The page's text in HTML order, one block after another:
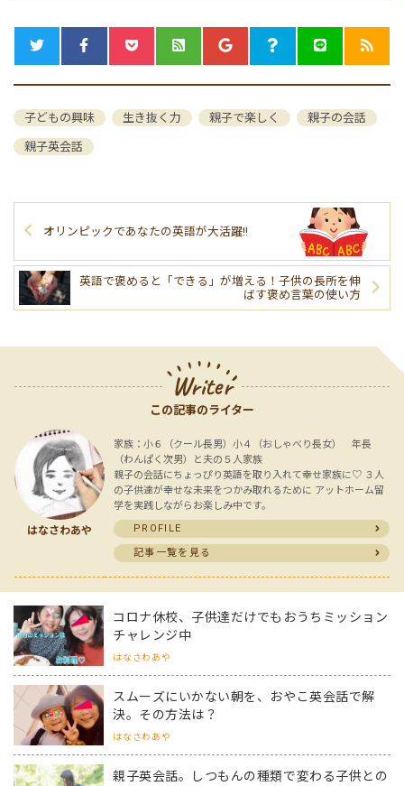
子どもの興味 生き抜く力 親子で楽しく 親子の会話
親子英会話
オリンピックであなたの英語が大活躍!!
英語で褒めると「できる」が増える！子供の長所を伸
ばす褒め言葉の使い方
Writer
この記事のライター
はなさわあや
家族：小６（クール長男）小４（おしゃべり長女） 年長
（わんぱく次男）と夫の５人家族
親子の会話にちょっぴり英語を取り入れて幸せ家族に♡ ３人
の子供達が幸せな未来をつかみ取れるために アットホーム留
学を実践しながらお楽しみ中です。
PROFILE
記事一覧を見る
コロナ休校、子供達だけでもおうちミッション
チャレンジ中
はなさわあや
スムーズにいかない朝を、おやこ英会話で解
決。その方法は？
はなさわあや
親子英会話。しつもんの種類で変わる子供との